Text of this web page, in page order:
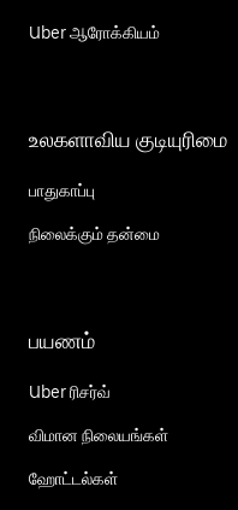
Uber ஆரோக்கியம்
உலகளாவிய குடியுரிமை
பாதுகாப்பு
நிலைக்கும் தன்மை
பயணம்
Uber ரிசர்வ்
விமான நிலையங்கள்
ஹோட்டல்கள்